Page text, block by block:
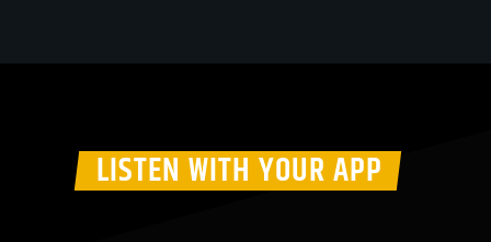
LISTEN WITH YOUR APP